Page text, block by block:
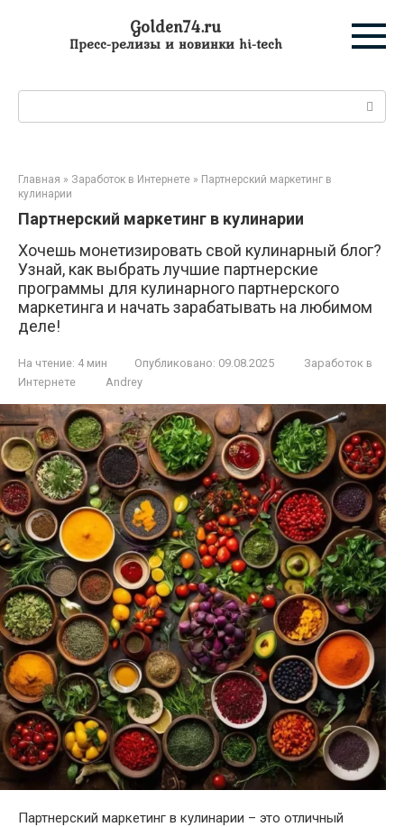
Golden74.ru
Пресс-релизы и новинки hi-tech
Главная » Заработок в Интернете » Партнерский маркетинг в
кулинарии
Партнерский маркетинг в кулинарии
Хочешь монетизировать свой кулинарный блог?
Узнай, как выбрать лучшие партнерские
программы для кулинарного партнерского
маркетинга и начать зарабатывать на любимом
деле!
На чтение: 4 мин Опубликовано: 09.08.2025
Заработок в
Интернете
Andrey
Партнерский маркетинг в кулинарии – это отличный